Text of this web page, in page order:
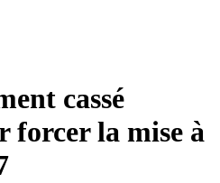
cassé
forcer la mise à